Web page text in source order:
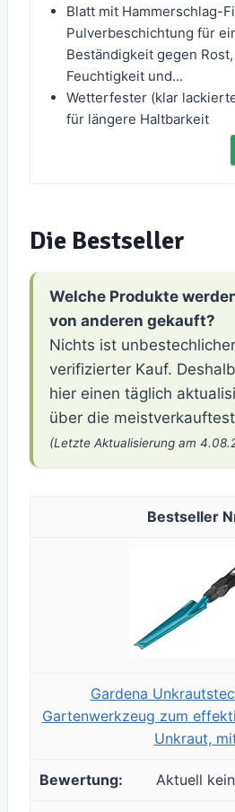
Blatt mit Hammerschlag-
Pulverbeschichtung für
Beständigkeit gegen
Feuchtigkeit und...
Wetterfester (klar
für längere Haltbarkeit
Die Bestseller
Welche Produkte
von anderen gekauft?
Nichts ist
verifizierter Kauf.
hier einen täglich
über die
(Letzte Aktualisierung am
Gardena
Gartenwerkzeug zum
Unkraut,
Aktuell